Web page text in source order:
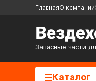
ГлавнаяО компании
Запасные части
Каталог